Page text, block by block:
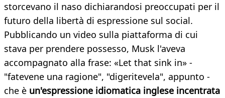
storcevano il naso dichiarandosi preoccupati per il
futuro della libertà di espressione sul social.
Pubblicando un video sulla piattaforma di cui
stava per prendere possesso, Musk l'aveva
accompagnato alla frase: «Let that sink in» -
"fatevene una ragione", "digeritevela", appunto -
che è un'espressione idiomatica inglese incentrata